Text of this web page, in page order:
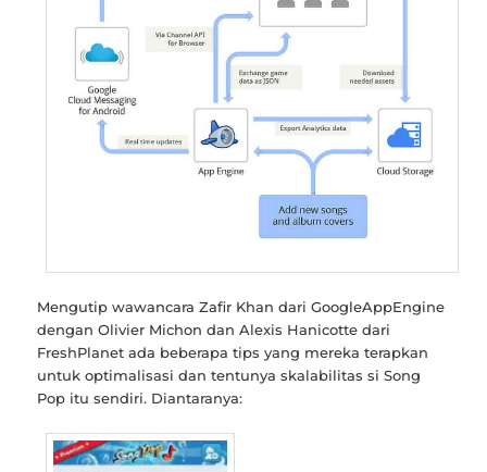
Mengutip wawancara Zafir Khan dari GoogleAppEngine
dengan Olivier Michon dan Alexis Hanicotte dari
FreshPlanet ada beberapa tips yang mereka terapkan
untuk optimalisasi dan tentunya skalabilitas si Song
Pop itu sendiri. Diantaranya: